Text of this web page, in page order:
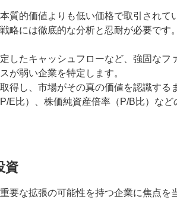
質的価値よりも低い価格で取引され
略には徹底的な分析と忍耐が必要です。
したキャッシュフローなど、強固な
が弱い企業を特定します。
得し、市場がその真の価値を認識する
P/E比）、株価純資産倍率（P/B比）な
資
要な拡張の可能性を持つ企業に焦点